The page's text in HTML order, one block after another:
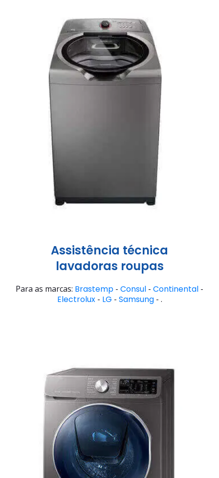
Assistência técnica
lavadoras roupas
Para as marcas: Brastemp - Consul - Continental -
Electrolux- LG - Samsung- .